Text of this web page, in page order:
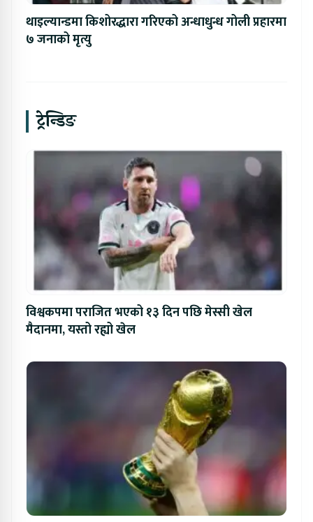
थाइल्यान्डमा किशोरद्धारा गरिएको अन्धाधुन्ध गोली प्रहारमा
७ जनाको मृत्यु
ट्रेन्डिङ
विश्वकपमा पराजित भएको १३ दिन पछि मेस्सी खेल
मैदानमा, यस्तो रह्यो खेल